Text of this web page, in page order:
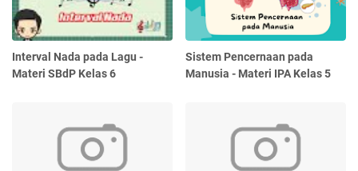
Interval Nada pada Lagu -
Materi SBdP Kelas 6
Sistem Pencernaan pada
Manusia - Materi IPA Kelas 5